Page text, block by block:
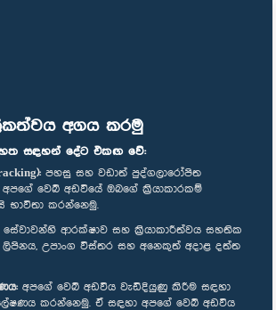
අගය කරමු
සඳහන් දේට එකඟ වේ:
පහසු සහ වඩාත් පුද්ගලාරෝපිත
වෙබ් අඩවියේ ඔබගේ ක්‍රියාකාරකම්
භාවිතා කරන්නෙමු.
සේවාවන්හි ආරක්ෂාව සහ ක්‍රියාකාරීත්වය සහතික
උපාංග විස්තර සහ අනෙකුත් අදාළ දත්ත
අපගේ වෙබ් අඩවිය වැඩිදියුණු කිරීම සඳහා
කරන්නෙමු. ඒ සඳහා අපගේ වෙබ් අඩවිය